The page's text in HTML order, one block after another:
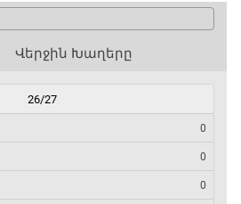
Մանչեսթեր Սիթի
կիսաեզրափակիչ.